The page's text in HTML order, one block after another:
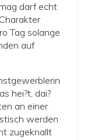
darf echt
Tag solange
auf
hei?t, dai?
an einer
werden
zugeknallt